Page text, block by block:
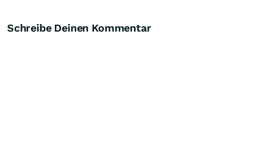
Schreibe Deinen Kommentar